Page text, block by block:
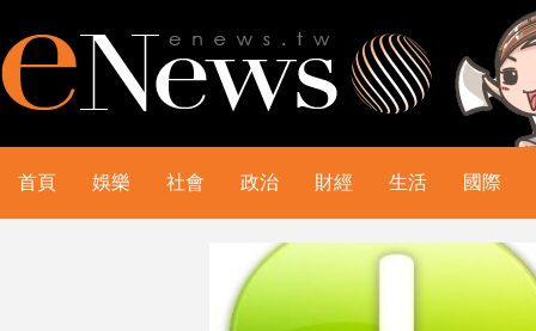
首頁 娛樂 社會 政治 財經 生活 國際